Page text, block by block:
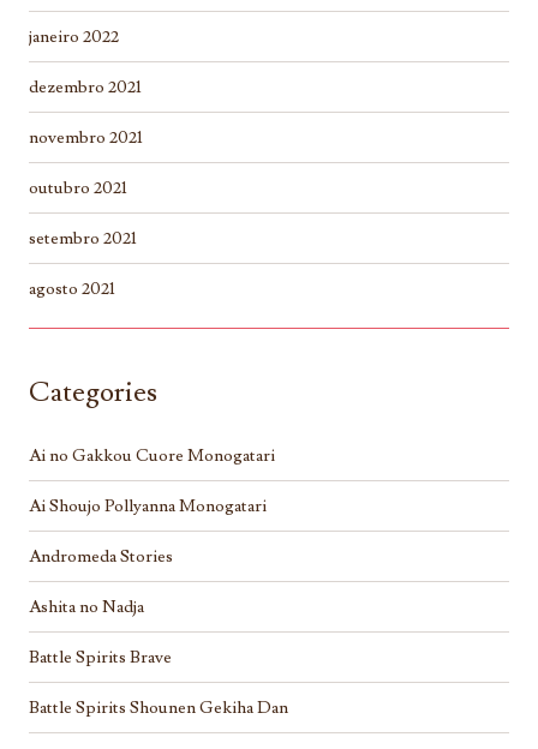
janeiro 2022
dezembro 2021
novembro 2021
outubro 2021
setembro 2021
agosto 2021
Categories
Ai no Gakkou Cuore Monogatari
Ai Shoujo Pollyanna Monogatari
Andromeda Stories
Ashita no Nadja
Battle Spirits Brave
Battle Spirits Shounen Gekiha Dan